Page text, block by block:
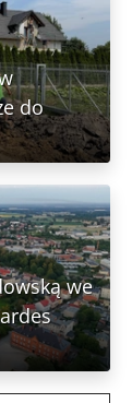
do
we